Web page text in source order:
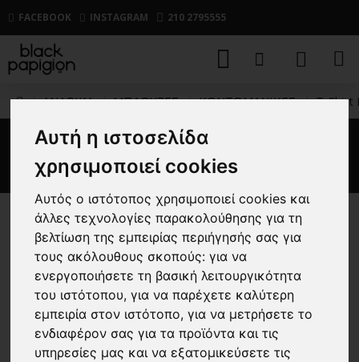
Αυτή η ιστοσελίδα
χρησιμοποιεί cookies
Αυτός ο ιστότοπος χρησιμοποιεί cookies και
άλλες τεχνολογίες παρακολούθησης για τη
βελτίωση της εμπειρίας περιήγησής σας για
τους ακόλουθους σκοπούς:για να
ενεργοποιήσετε τη βασική λειτουργικότητα
του ιστότοπου,για να παρέχετε καλύτερη
εμπειρία στον ιστότοπο,για να μετρήσετε το
ενδιαφέρον σας για τα προϊόντα και τις
υπηρεσίες μας και να εξατομικεύσετε τις
FACEBOOK INSTAGRAM 210 2795555
ΑΝΔΡΙΚΑ ΜΠΛΟΥΖΕΣ ΚΟΝΤΟΜΑΝΙΚΕΣ T-Shirt
T-Shirt Hugo μαύρο